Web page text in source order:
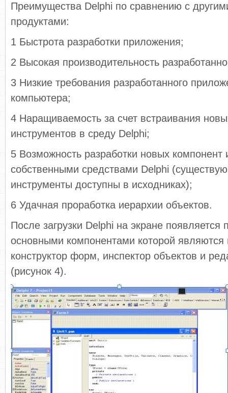
Преимущества Delphi по сравнению с
продуктами:
1 Быстрота разработки приложения;
2 Высокая производительность
3 Низкие требования разработанного
компьютера;
4 Hаращиваемость за счет встраивания
инструментов в среду Delphi;
5 Возможность разработки новых компонент
собственными средствами Delphi
инструменты доступны в исходниках);
6 Удачная проработка иерархии объектов.
После загрузки Delphi на экране появляется
основными компонентами которой являются
конструктор форм, инспектор объектов и
(рисунок 4).